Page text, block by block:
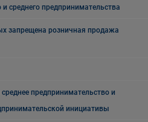
среднего предпринимательства
запрещена розничная продажа
предпринимательство и
инициативы